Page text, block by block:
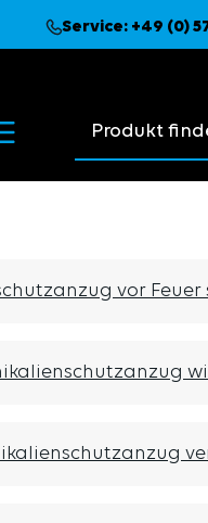
Service: +49 (0)
vor Feuer